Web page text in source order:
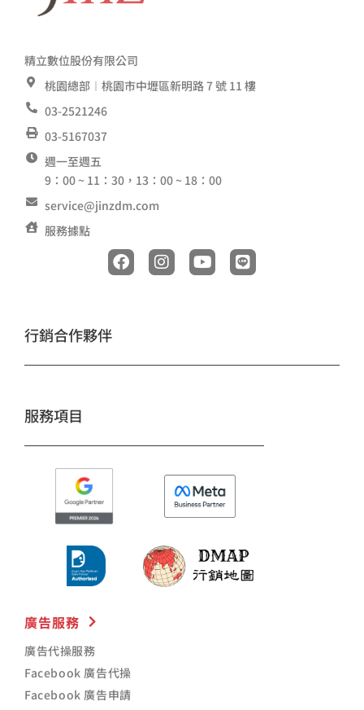
精立數位股份有限公司
桃園總部︱桃園市中壢區新明路 7 號 11 樓
03-2521246
03-5167037
週一至週五
9：00 ~ 11：30，13：00 ~ 18：00
service@jinzdm.com
服務據點
F
a
c
k
I
n
s
a
Y
o
u
L
i
n
行銷合作夥伴
服務項目
廣告服務
廣告代操服務
Facebook 廣告代操
Facebook 廣告申請